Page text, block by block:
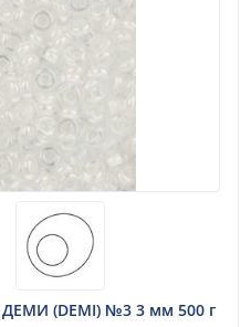
(DEMI) №3 3 мм 500 г